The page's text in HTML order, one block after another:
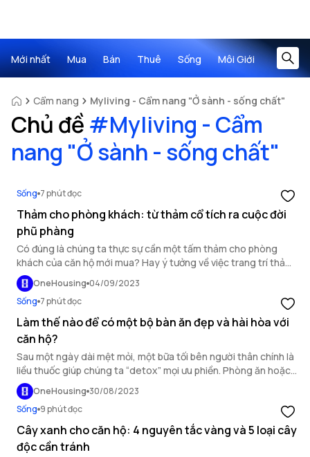
Mới nhất Mua Bán Thuê Sống Môi Giới
Cẩm nang Myliving - Cẩm nang "Ở sành - sống chất"
Chủ đề #Myliving - Cẩm
nang "Ở sành - sống chất"
Sống 7 phút đọc
Thảm cho phòng khách: từ thảm cổ tích ra cuộc đời
phũ phàng
Có đúng là chúng ta thực sự cần một tấm thảm cho phòng
khách của căn hộ mới mua? Hay ý tưởng về việc trang trí thảm
chẳng qua chỉ là ánh xạ của những mộng mơ nhuốm màu cổ
tích?
OneHousing 04/09/2023
Sống 7 phút đọc
Làm thế nào để có một bộ bàn ăn đẹp và hài hòa với
căn hộ?
Sau một ngày dài mệt mỏi, một bữa tối bên người thân chính là
liều thuốc giúp chúng ta “detox” mọi ưu phiền. Phòng ăn hoặc
nơi bố trí bàn ăn, vì thế đóng vai trò tối quan trọng đối với cuộc
sống gia đình.
OneHousing 30/08/2023
Sống 9 phút đọc
Cây xanh cho căn hộ: 4 nguyên tắc vàng và 5 loại cây
độc cần tránh